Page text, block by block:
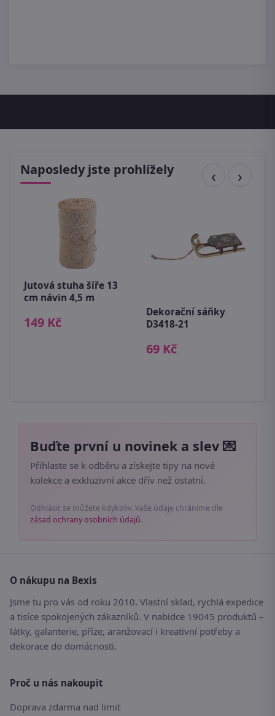
Naposledy jste prohlížely
Jutová stuha šíře 13
cm návin 4,5 m
149 Kč
Dekorační sáňky
D3418-21
69 Kč
Buďte první u novinek a slev 💌
Přihlaste se k odběru a získejte tipy na nové
kolekce a exkluzivní akce dřív než ostatní.
Odhlásit se můžete kdykoliv. Vaše údaje chráníme dle
zásad ochrany osobních údajů.
O nákupu na Bexis
Jsme tu pro vás od roku 2010. Vlastní sklad, rychlá expedice
a tisíce spokojených zákazníků. V nabídce 19045 produktů –
látky, galanterie, příze, aranžovací i kreativní potřeby a
dekorace do domácnosti.
Proč u nás nakoupit
Doprava zdarma nad limit